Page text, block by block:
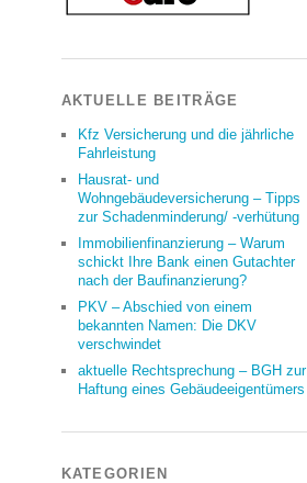
AKTUELLE BEITRÄGE
Kfz Versicherung und die jährliche
Fahrleistung
Hausrat- und
Wohngebäudeversicherung – Tipps
zur Schadenminderung/ -verhütung
Immobilienfinanzierung – Warum
schickt Ihre Bank einen Gutachter
nach der Baufinanzierung?
PKV – Abschied von einem
bekannten Namen: Die DKV
verschwindet
aktuelle Rechtsprechung – BGH zur
Haftung eines Gebäudeeigentümers
KATEGORIEN